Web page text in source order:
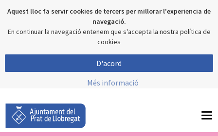
Aquest lloc fa servir cookies de tercers per millorar l'experiencia de
navegació.
En continuar la navegació entenem que s'accepta la nostra política de
cookies
D'acord
Més informació